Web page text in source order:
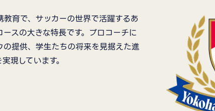
育で、サッカーの世界で活躍するあ
スの大きな特長です。プロコーチに
提供、学生たちの将来を見据えた進
現しています。